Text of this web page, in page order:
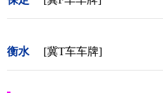
衡水 [冀T车车牌]